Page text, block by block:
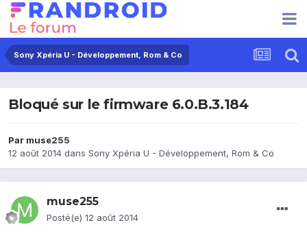
Sony Xpéria U - Développement, Rom & Co
Bloqué sur le firmware 6.0.B.3.184
Par muse255
12 août 2014 dans Sony Xpéria U - Développement, Rom & Co
muse255
Posté(e) 12 août 2014